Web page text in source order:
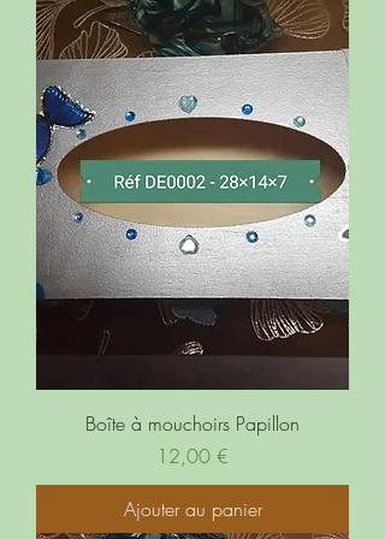
Boîte à mouchoirs Papillon
Prix
12,00 €
Ajouter au panier